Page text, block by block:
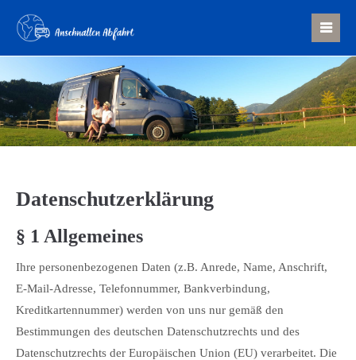
Der Eintrag "offcanvas-col1" existiert leider nicht.
Der Eintrag "offcanvas-col2" existiert leider nicht.
Datenschutzerklärung
§ 1 Allgemeines
Ihre personenbezogenen Daten (z.B. Anrede, Name, Anschrift,
E-Mail-Adresse, Telefonnummer, Bankverbindung,
Kreditkartennummer) werden von uns nur gemäß den
Bestimmungen des deutschen Datenschutzrechts und des
Datenschutzrechts der Europäischen Union (EU) verarbeitet. Die